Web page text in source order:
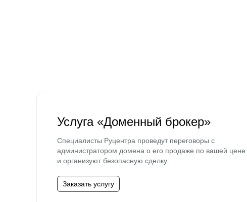
Услуга «Доменный брокер»
Специалисты Руцентра проведут переговоры с
администратором домена о его продаже по вашей цене
и организуют безопасную сделку.
Заказать услугу